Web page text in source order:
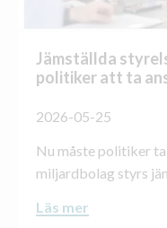
Jämställda
politiker att ta
2026-05-25
Nu måste politiker
miljardbolag styrs
Läs mer